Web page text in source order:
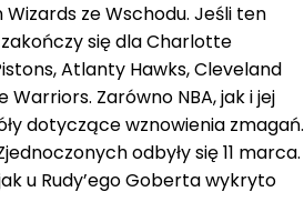
ze Wschodu. Jeśli ten
zakończy się dla Charlotte
Atlanty Hawks, Cleveland
Zarówno NBA, jak i jej
dotyczące wznowienia zmagań.
odbyły się 11 marca.
u Rudy’ego Goberta wykryto